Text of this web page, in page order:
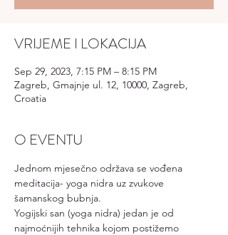
VRIJEME I LOKACIJA
Sep 29, 2023, 7:15 PM – 8:15 PM
Zagreb, Gmajnje ul. 12, 10000, Zagreb,
Croatia
O EVENTU
Jednom mjesečno održava se vođena
meditacija- yoga nidra uz zvukove
šamanskog bubnja.
Yogijski san (yoga nidra) jedan je od
najmoćnijih tehnika kojom postižemo